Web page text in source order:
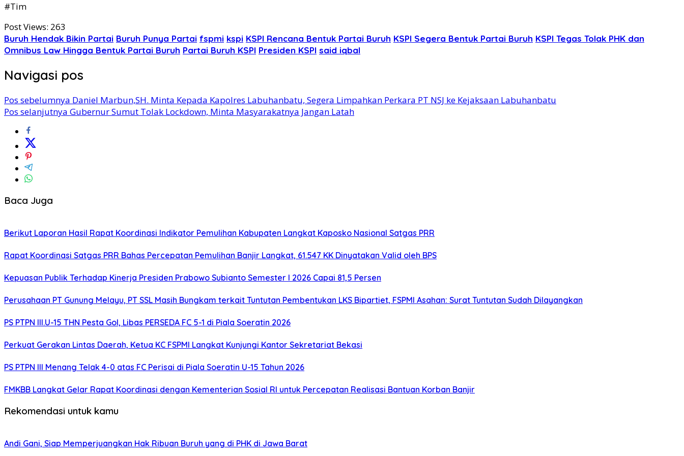
#Tim
Post Views: 263
Buruh Hendak Bikin Partai Buruh Punya Partai fspmi kspi KSPI Rencana Bentuk Partai Buruh KSPI Segera Bentuk Partai Buruh KSPI Tegas Tolak PHK dan
Omnibus Law Hingga Bentuk Partai Buruh Partai Buruh KSPI Presiden KSPI said iqbal
Navigasi pos
Pos sebelumnya Daniel Marbun,SH. Minta Kepada Kapolres Labuhanbatu, Segera Limpahkan Perkara PT NSJ ke Kejaksaan Labuhanbatu
Pos selanjutnya Gubernur Sumut Tolak Lockdown, Minta Masyarakatnya Jangan Latah
Baca Juga
Berikut Laporan Hasil Rapat Koordinasi Indikator Pemulihan Kabupaten Langkat Kaposko Nasional Satgas PRR
Rapat Koordinasi Satgas PRR Bahas Percepatan Pemulihan Banjir Langkat, 61.547 KK Dinyatakan Valid oleh BPS
Kepuasan Publik Terhadap Kinerja Presiden Prabowo Subianto Semester I 2026 Capai 81,5 Persen
Perusahaan PT Gunung Melayu, PT SSL Masih Bungkam terkait Tuntutan Pembentukan LKS Bipartiet, FSPMI Asahan: Surat Tuntutan Sudah Dilayangkan
PS PTPN III.U-15 THN Pesta Gol, Libas PERSEDA FC 5-1 di Piala Soeratin 2026
Perkuat Gerakan Lintas Daerah, Ketua KC FSPMI Langkat Kunjungi Kantor Sekretariat Bekasi
PS PTPN III Menang Telak 4-0 atas FC Perisai di Piala Soeratin U-15 Tahun 2026
FMKBB Langkat Gelar Rapat Koordinasi dengan Kementerian Sosial RI untuk Percepatan Realisasi Bantuan Korban Banjir
Rekomendasi untuk kamu
Andi Gani, Siap Memperjuangkan Hak Ribuan Buruh yang di PHK di Jawa Barat